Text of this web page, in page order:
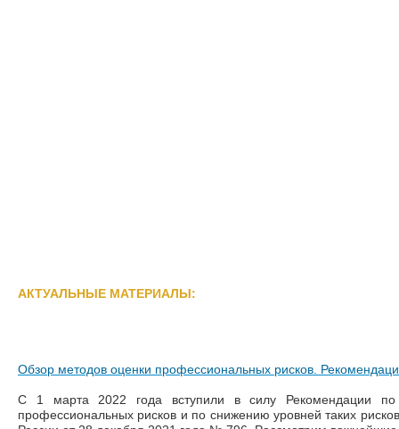
АКТУАЛЬНЫЕ МАТЕРИАЛЫ:
Обзор методов оценки профессиональных рисков.
С 1 марта 2022 года вступили в силу Рекомендации по
профессиональных рисков и по снижению уровней таких